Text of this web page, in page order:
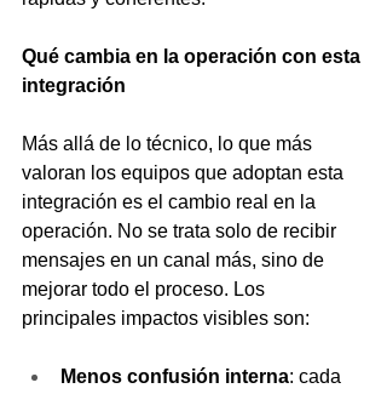
Qué cambia en la operación con esta
integración
Más allá de lo técnico, lo que más
valoran los equipos que adoptan esta
integración es el cambio real en la
operación. No se trata solo de recibir
mensajes en un canal más, sino de
mejorar todo el proceso. Los
principales impactos visibles son:
Menos confusión interna: cada